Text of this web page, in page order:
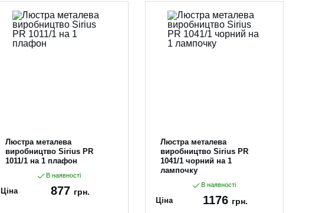
Люстра металева
виробництво Sirius PR
1011/1 на 1 плафон
В наявності
Ціна 877 грн.
Люстра металева
виробництво Sirius PR
1041/1 чорний на 1
лампочку
В наявності
Ціна 1176 грн.